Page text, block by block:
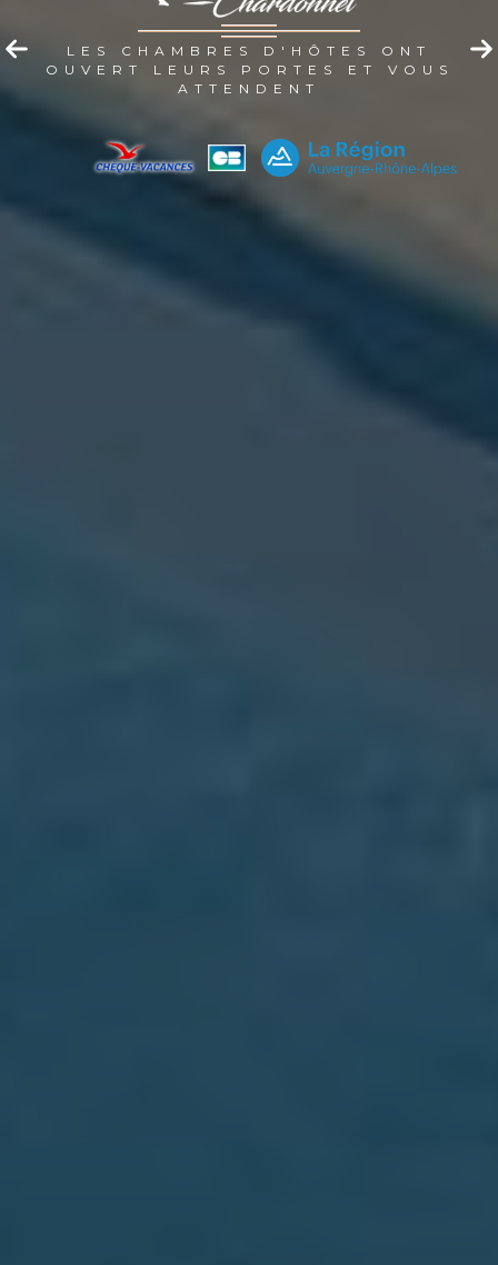
LES CHAMBRES D'HÔTES ONT
OUVERT LEURS PORTES ET VOUS
ATTENDENT